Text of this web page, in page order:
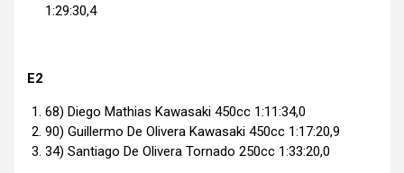
1:29:30,4
E2
68) Diego Mathias Kawasaki 450cc 1:11:34,0
90) Guillermo De Olivera Kawasaki 450cc 1:17:20,9
34) Santiago De Olivera Tornado 250cc 1:33:20,0